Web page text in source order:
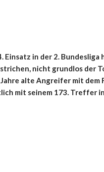
Einsatz in der 2.
nicht grundlos der
alte Angreifer mit dem
mit seinem 173. Treffer